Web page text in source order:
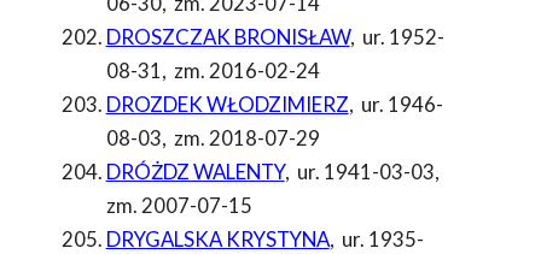
DROSZCZAK BRONISŁAW, ur. 1952-
08-31, zm. 2016-02-24
DROZDEK WŁODZIMIERZ, ur. 1946-
08-03, zm. 2018-07-29
DRÓŻDZ WALENTY, ur. 1941-03-03,
zm. 2007-07-15
DRYGALSKA KRYSTYNA, ur. 1935-